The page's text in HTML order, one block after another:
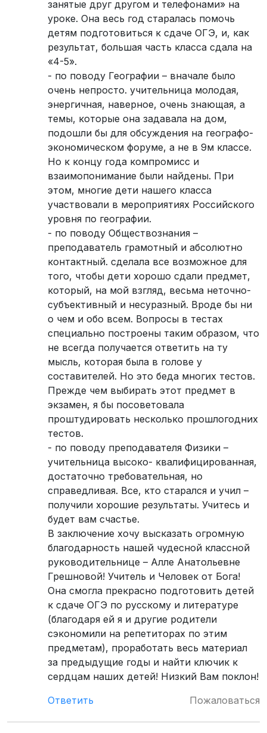
занятые друг другом и телефонами» на
уроке. Она весь год старалась помочь
детям подготовиться к сдаче ОГЭ, и, как
результат, большая часть класса сдала на
«4-5».
- по поводу Географии – вначале было
очень непросто. учительница молодая,
энергичная, наверное, очень знающая, а
темы, которые она задавала на дом,
подошли бы для обсуждения на географо-
экономическом форуме, а не в 9м классе.
Но к концу года компромисс и
взаимопонимание были найдены. При
этом, многие дети нашего класса
участвовали в мероприятиях Российского
уровня по географии.
- по поводу Обществознания –
преподаватель грамотный и абсолютно
контактный. сделала все возможное для
того, чтобы дети хорошо сдали предмет,
который, на мой взгляд, весьма неточно-
субъективный и несуразный. Вроде бы ни
о чем и обо всем. Вопросы в тестах
специально построены таким образом, что
не всегда получается ответить на ту
мысль, которая была в голове у
составителей. Но это беда многих тестов.
Прежде чем выбирать этот предмет в
экзамен, я бы посоветовала
проштудировать несколько прошлогодних
тестов.
- по поводу преподавателя Физики –
учительница высоко- квалифицированная,
достаточно требовательная, но
справедливая. Все, кто старался и учил –
получили хорошие результаты. Учитесь и
будет вам счастье.
В заключение хочу высказать огромную
благодарность нашей чудесной классной
руководительнице – Алле Анатольевне
Грешновой! Учитель и Человек от Бога!
Она смогла прекрасно подготовить детей
к сдаче ОГЭ по русскому и литературе
(благодаря ей я и другие родители
сэкономили на репетиторах по этим
предметам), проработать весь материал
за предыдущие годы и найти ключик к
сердцам наших детей! Низкий Вам поклон!
Ответить
Пожаловаться